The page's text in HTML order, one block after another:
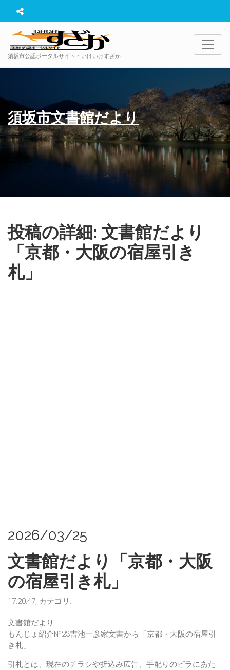
須坂市公認ポータルサイト・いけいけすざか
須坂市文書館だより
投稿の詳細: 文書館だより
「京都・大阪の宿屋引き
札」
2026/03/25
文書館だより「京都・大阪
の宿屋引き札」
17:20:47, カテゴリ:
文書館だより
もんじょ紹介№23吉池一彦家文書から「京都・大阪の宿屋引
き札」
引札とは、現在のチラシや折込み広告、手配りのビラにあた